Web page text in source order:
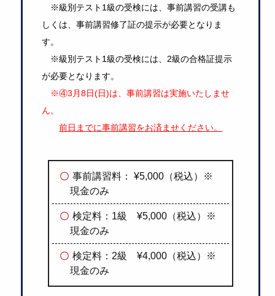
※級別テスト1級の受検には、事前講習の受講も
しくは、事前講習修了証の提示が必要となりま
す。
※級別テスト1級の受検には、2級の合格証提示
が必要となります。
※④3月8日(日)は、事前講習は実施いたしませ
ん。
前日までに事前講習をお済ませください。
事前講習料： ¥5,000（税込）※
現金のみ
検定料：1級 ¥5,000（税込）※
現金のみ
検定料：2級 ¥4,000（税込）※
現金のみ